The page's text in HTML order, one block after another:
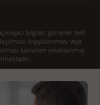
bilgiler, görseller telif
kopyalanması veya
kanunen yasaklanmış